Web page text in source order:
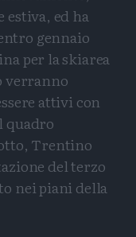
estiva, ed ha
gennaio
per la skiarea
verranno
attivi con
quadro
Trentino
del terzo
nei piani della